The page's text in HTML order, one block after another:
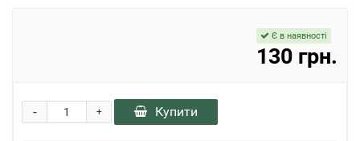
Є в наявності
130 грн.
+
- Купити